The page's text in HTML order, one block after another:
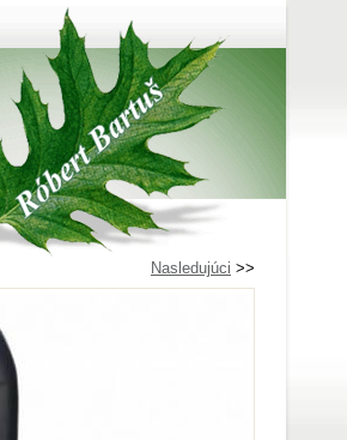
Nasledujúci >>